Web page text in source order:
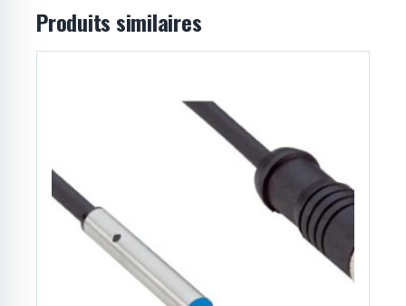
Produits similaires